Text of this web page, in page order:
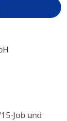
Job und